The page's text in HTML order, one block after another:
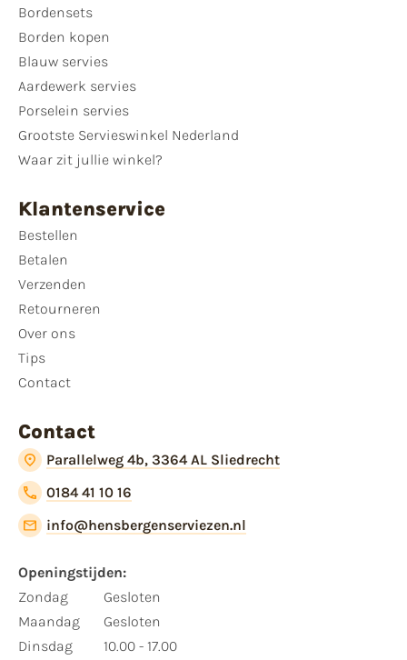
Bordensets
Borden kopen
Blauw servies
Aardewerk servies
Porselein servies
Grootste Servieswinkel Nederland
Waar zit jullie winkel?
Klantenservice
Bestellen
Betalen
Verzenden
Retourneren
Over ons
Tips
Contact
Contact
Parallelweg 4b, 3364 AL Sliedrecht
0184 41 10 16
info@hensbergenserviezen.nl
Openingstijden:
Zondag
Maandag
Dinsdag
Gesloten
Gesloten
10.00 - 17.00